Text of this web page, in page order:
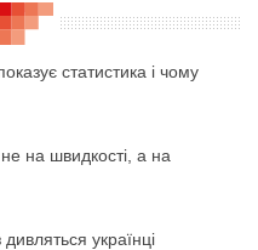
статистика і чому
на швидкості, а на
українці